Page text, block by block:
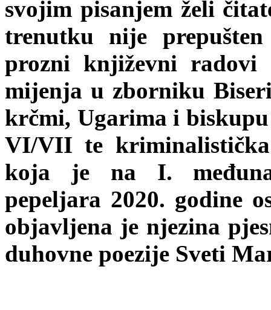
svojim pisanjem želi
trenutku nije
prozni književni
mijenja u zborniku
krčmi, Ugarima i
VI/VII te
koja je na I.
pepeljara 2020. godine
objavljena je njezina
duhovne poezije Sveti